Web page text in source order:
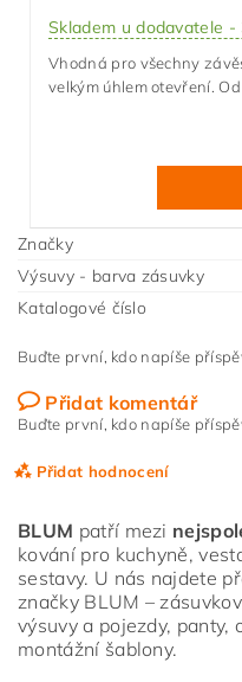
Skladem u dodavatele -
Vhodná pro všechny
velkým úhlem otevření.
Značky
Výsuvy - barva zásuvky
Katalogové číslo
Buďte první, kdo napíše
Přidat komentář
Buďte první, kdo napíše
Přidat hodnocení
BLUM patří mezi
kování pro kuchyně,
sestavy. U nás najdete
značky BLUM –
výsuvy a pojezdy, panty,
montážní šablony.